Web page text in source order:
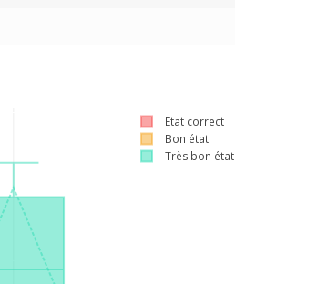
Etat correct
Bon état
Très bon état